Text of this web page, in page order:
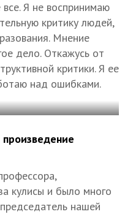
Я не воспринимаю
критику людей,
Мнение
дело. Откажусь от
критики. Я ее
над ошибками.
кулисы и было много
нашей